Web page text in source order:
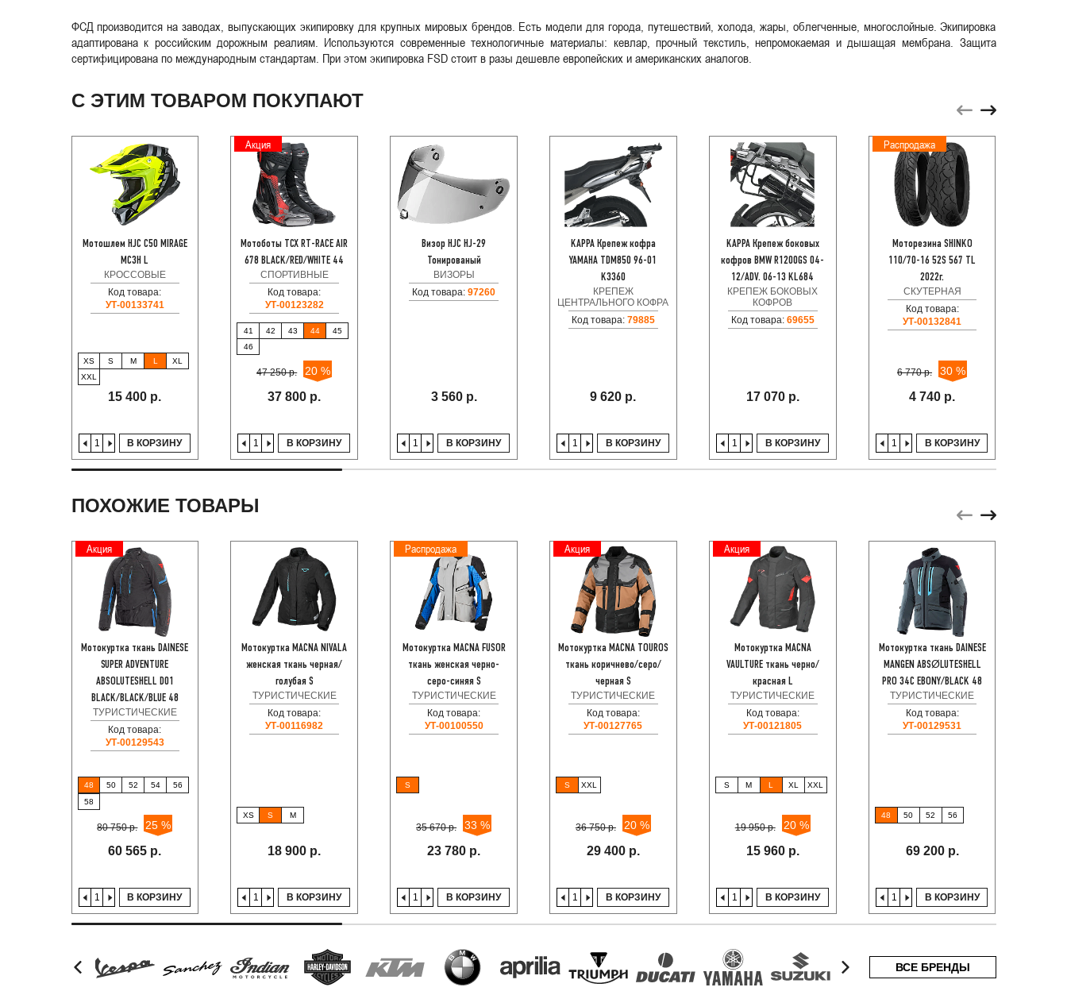
ФСД производится на заводах, выпускающих экипировку для крупных мировых брендов. Есть модели для города, путешествий, холода, жары, облегченные, многослойные. Экипировка
адаптирована к российским дорожным реалиям. Используются современные технологичные материалы: кевлар, прочный текстиль, непромокаемая и дышащая мембрана. Защита
сертифицирована по международным стандартам. При этом экипировка FSD стоит в разы дешевле европейских и американских аналогов.
С ЭТИМ ТОВАРОМ ПОКУПАЮТ
Мотошлем HJC C50 MIRAGE
MC3H L
КРОССОВЫЕ
Код товара:
УТ-00133741
XS S M L
XL
XXL
15 400 р.
В КОРЗИНУ
Акция
Мотоботы TCX RT-RACE AIR
678 BLACK/RED/WHITE 44
СПОРТИВНЫЕ
Код товара:
УТ-00123282
41 42 43 44
45
46
47 250 р. 20 %
37 800 р.
В КОРЗИНУ
Визор HJC HJ-29
Тонированый
ВИЗОРЫ
Код товара:97260
3 560 р.
В КОРЗИНУ
KAPPA Крепеж кофра
YAMAHA TDM850 96-01
K3360
КРЕПЕЖ
ЦЕНТРАЛЬНОГО КОФРА
Код товара: 79885
9 620 р.
В КОРЗИНУ
KAPPA Крепеж боковых
кофров BMW R1200GS 04-
12/ADV. 06-13 KL684
КРЕПЕЖ БОКОВЫХ
КОФРОВ
Код товара: 69655
17 070 р.
В КОРЗИНУ
Распродажа
Моторезина SHINKO
110/70-16 52S 567 TL
2022г.
СКУТЕРНАЯ
Код товара:
УТ-00132841
6 770 р. 30 %
4 740 р.
В КОРЗИНУ
ПОХОЖИЕ ТОВАРЫ
Акция
Мотокуртка ткань DAINESE
SUPER ADVENTURE
ABSOLUTESHELL D01
BLACK/BLACK/BLUE 48
ТУРИСТИЧЕСКИЕ
Код товара:
УТ-00129543
48 50 52 54
56
58
80 750 р. 25 %
60 565 р.
В КОРЗИНУ
Мотокуртка MACNA NIVALA
женская ткань черная/
голубая S
ТУРИСТИЧЕСКИЕ
Код товара:
УТ-00116982
XS S M
18 900 р.
В КОРЗИНУ
Распродажа
Мотокуртка MACNA FUSOR
ткань женская черно-
серо-синяя S
ТУРИСТИЧЕСКИЕ
Код товара:
УТ-00100550
S
35 670 р. 33 %
23 780 р.
В КОРЗИНУ
Акция
Мотокуртка MACNA TOUROS
ткань коричнево/серо/
черная S
ТУРИСТИЧЕСКИЕ
Код товара:
УТ-00127765
S XXL
36 750 р. 20 %
29 400 р.
В КОРЗИНУ
Акция
Мотокуртка MACNA
VAULTURE ткань черно/
красная L
ТУРИСТИЧЕСКИЕ
Код товара:
УТ-00121805
S M L XL XXL
19 950 р. 20 %
15 960 р.
В КОРЗИНУ
Мотокуртка ткань DAINESE
MANGEN ABSØLUTESHELL
PRO 34C EBONY/BLACK 48
ТУРИСТИЧЕСКИЕ
Код товара:
УТ-00129531
48 50 52 56
69 200 р.
В КОРЗИНУ
ВСЕ БРЕНДЫ